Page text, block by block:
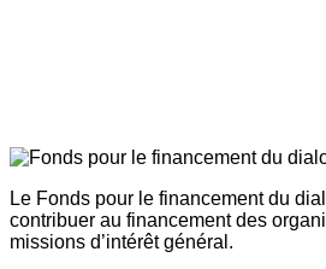
Le Fonds pour le financement du
contribuer au financement des
missions d’intérêt général.